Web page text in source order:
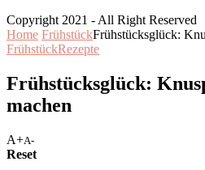
Copyright 2021 - All Right Reserved
Home FrühstückFrühstücksglück:
FrühstückRezepte
Frühstücksglück:
machen
A+A-
Reset